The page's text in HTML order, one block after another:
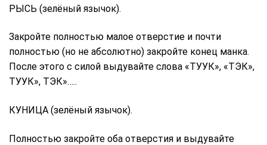
РЫСЬ (зелёный язычок).
Закройте полностью малое отверстие и почти
полностью (но не абсолютно) закройте конец манка.
После этого с силой выдувайте слова «ТУУК», «ТЭК»,
ТУУК», ТЭК»…..
КУНИЦА (зелёный язычок).
Полностью закройте оба отверстия и выдувайте